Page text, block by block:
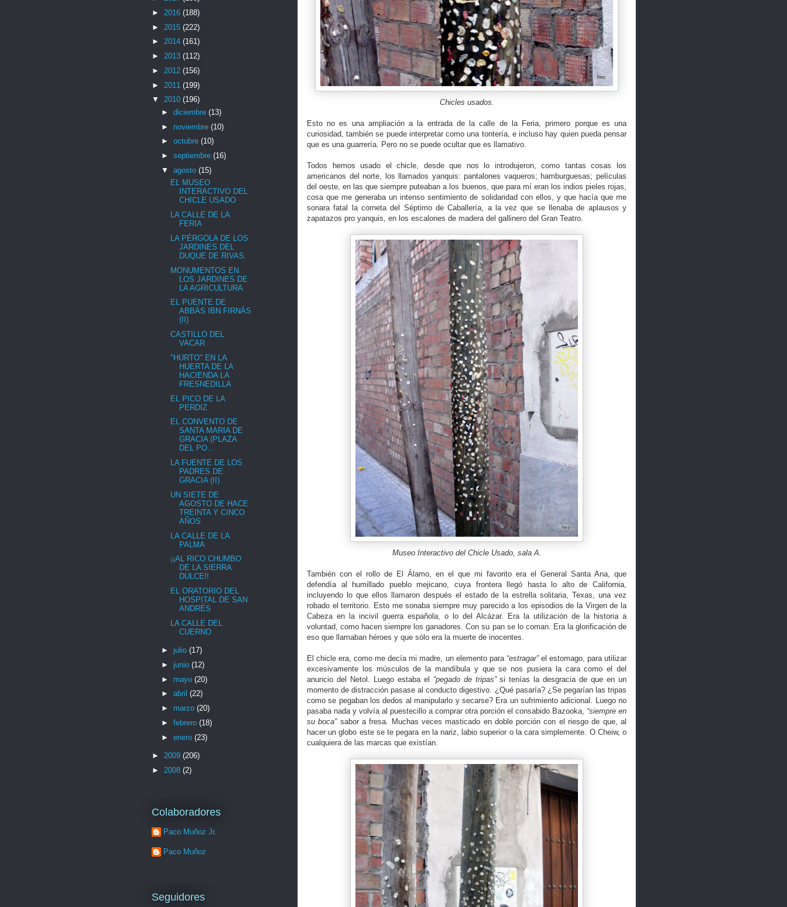
Chicles usados.
Esto no es una ampliación a la entrada de la calle de la Feria, primero porque es una
curiosidad, también se puede interpretar como una tontería, e incluso hay quien pueda pensar
que es una guarrería. Pero no se puede ocultar que es llamativo.
Todos hemos usado el chicle, desde que nos lo introdujeron, como tantas cosas los
americanos del norte, los llamados yanquis: pantalones vaqueros; hamburguesas; películas
del oeste, en las que siempre puteaban a los buenos, que para mí eran los indios pieles rojas,
cosa que me generaba un intenso sentimiento de solidaridad con ellos, y que hacía que me
sonara fatal la corneta del Séptimo de Caballería, a la vez que se llenaba de aplausos y
zapatazos pro yanquis, en los escalones de madera del gallinero del Gran Teatro.
Museo Interactivo del Chicle Usado, sala A.
También con el rollo de El Álamo, en el que mi favorito era el General Santa Ana, que
defendía al humillado pueblo mejicano, cuya frontera llegó hasta lo alto de California,
incluyendo lo que ellos llamaron después el estado de la estrella solitaria, Texas, una vez
robado el territorio. Esto me sonaba siempre muy parecido a los episodios de la Virgen de la
Cabeza en la incivil guerra española, o lo del Alcázar. Era la utilización de la historia a
voluntad, como hacen siempre los ganadores. Con su pan se lo coman. Era la glorificación de
eso que llamaban héroes y que sólo era la muerte de inocentes.
El chicle era, como me decía mi madre, un elemento para “estragar”el estomago, para utilizar
excesivamente los músculos de la mandíbula y que se nos pusiera la cara como el del
anuncio del Netol. Luego estaba el “pegado de tripas”si tenías la desgracia de que en un
momento de distracción pasase al conducto digestivo. ¿Qué pasaría? ¿Se pegarían las tripas
como se pegaban los dedos al manipularlo y secarse? Era un sufrimiento adicional. Luego no
pasaba nada y volvía al puestecillo a comprar otra porción el consabido Bazooka, “siempre en
su boca”sabor a fresa. Muchas veces masticado en doble porción con el riesgo de que, al
hacer un globo este se te pegara en la nariz, labio superior o la cara simplemente. O Cheiw, o
cualquiera de las marcas que existían.
► 2016 (188)
► 2015 (222)
► 2014 (161)
► 2013 (112)
► 2012 (156)
► 2011 (199)
▼ 2010 (196)
► diciembre (13)
► noviembre (10)
► octubre (10)
► septiembre (16)
▼ agosto (15)
EL MUSEO
INTERACTIVO DEL
CHICLE USADO
LA CALLE DE LA
FERIA
LA PÉRGOLA DE LOS
JARDINES DEL
DUQUE DE RIVAS.
MONUMENTOS EN
LOS JARDINES DE
LA AGRICULTURA
EL PUENTE DE
ABBÁS IBN FIRNÁS
(II)
CASTILLO DEL
VACAR
"HURTO" EN LA
HUERTA DE LA
HACIENDA LA
FRESNEDILLA
EL PICO DE LA
PERDIZ
EL CONVENTO DE
SANTA MARIA DE
GRACIA (PLAZA
DEL PO...
LA FUENTE DE LOS
PADRES DE
GRACIA (II)
UN SIETE DE
AGOSTO DE HACE
TREINTA Y CINCO
AÑOS
LA CALLE DE LA
PALMA
¡¡AL RICO CHUMBO
DE LA SIERRA
DULCE!!
EL ORATORIO DEL
HOSPITAL DE SAN
ANDRÉS
LA CALLE DEL
CUERNO
► julio (17)
► junio (12)
► mayo (20)
► abril (22)
► marzo (20)
► febrero (18)
► enero (23)
► 2009 (206)
► 2008 (2)
Colaboradores
Paco Muñoz Jr.
Paco Muñoz
Seguidores